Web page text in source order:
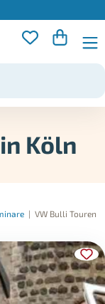
Köln
| VW Bulli Touren